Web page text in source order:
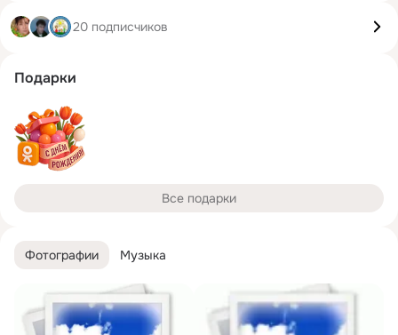
Фотографии Музыка
20 подписчиков
Подарки
Все подарки